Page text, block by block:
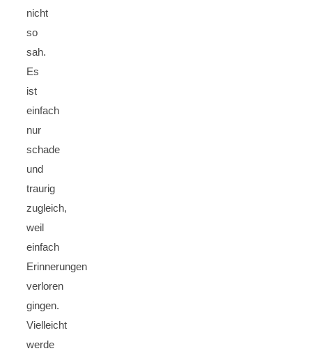
nicht
so
sah.
Es
ist
einfach
nur
schade
und
traurig
zugleich,
weil
einfach
Erinnerungen
verloren
gingen.
Vielleicht
werde